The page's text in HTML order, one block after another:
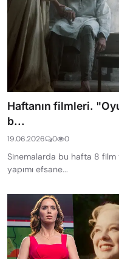
Haftanın filmleri.
b...
19.06.2026 0 0
Sinemalarda bu hafta 8 film
yapımı efsane...